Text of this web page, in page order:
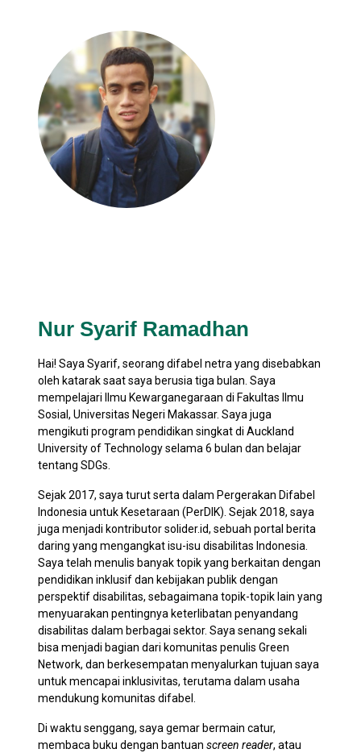
Nur Syarif Ramadhan
Hai! Saya Syarif, seorang difabel netra yang disebabkan
oleh katarak saat saya berusia tiga bulan. Saya
mempelajari Ilmu Kewarganegaraan di Fakultas Ilmu
Sosial, Universitas Negeri Makassar. Saya juga
mengikuti program pendidikan singkat di Auckland
University of Technology selama 6 bulan dan belajar
tentang SDGs.
Sejak 2017, saya turut serta dalam Pergerakan Difabel
Indonesia untuk Kesetaraan (PerDIK). Sejak 2018, saya
juga menjadi kontributor solider.id, sebuah portal berita
daring yang mengangkat isu-isu disabilitas Indonesia.
Saya telah menulis banyak topik yang berkaitan dengan
pendidikan inklusif dan kebijakan publik dengan
perspektif disabilitas, sebagaimana topik-topik lain yang
menyuarakan pentingnya keterlibatan penyandang
disabilitas dalam berbagai sektor. Saya senang sekali
bisa menjadi bagian dari komunitas penulis Green
Network, dan berkesempatan menyalurkan tujuan saya
untuk mencapai inklusivitas, terutama dalam usaha
mendukung komunitas difabel.
Di waktu senggang, saya gemar bermain catur,
membaca buku dengan bantuan screen reader, atau